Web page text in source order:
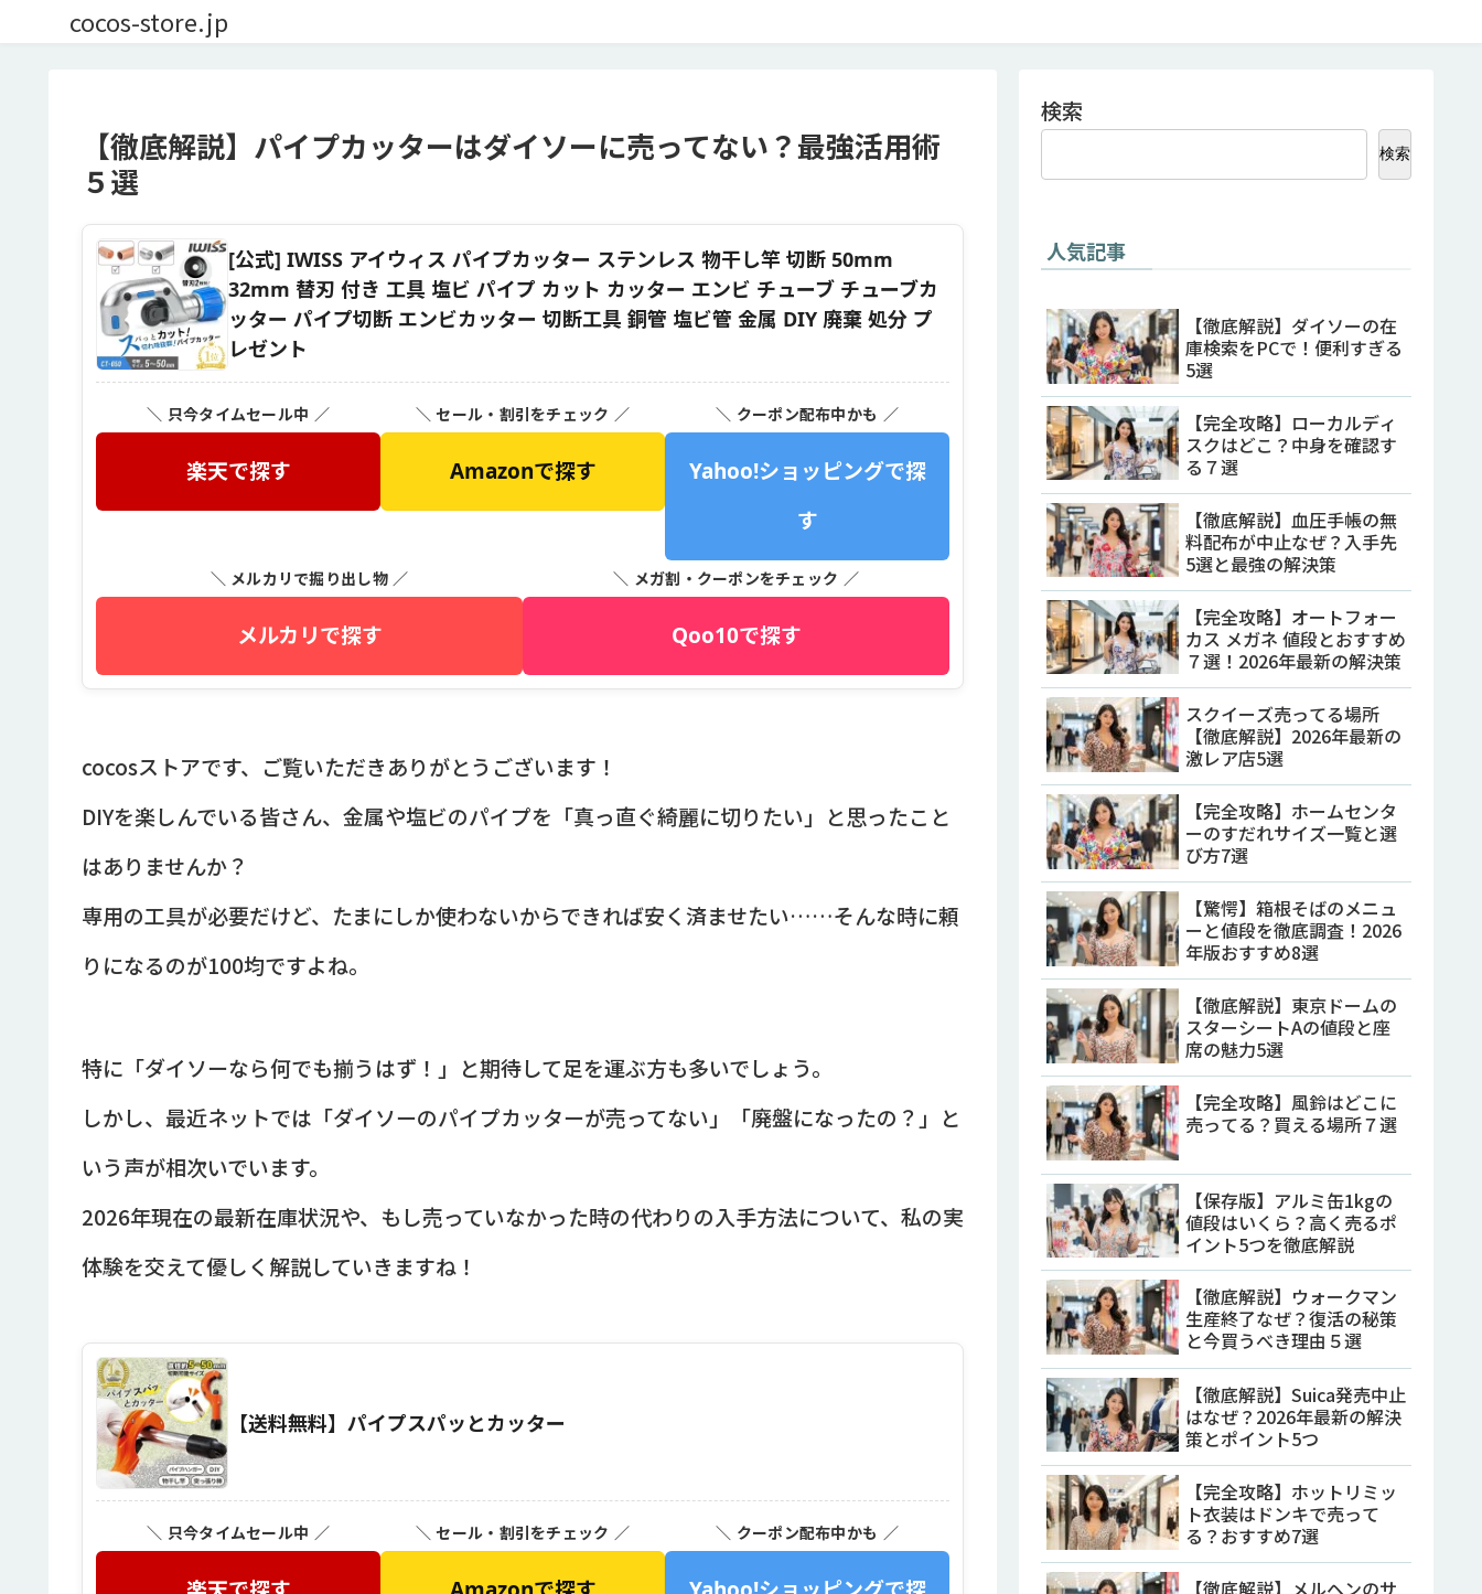
cocos-store.jp
【徹底解説】パイプカッターはダイソーに売ってない？最強活用術
５選
[公式] IWISS アイウィス パイプカッター ステンレス 物干し竿 切断 50mm
32mm 替刃 付き 工具 塩ビ パイプ カット カッター エンビ チューブ チューブカ
ッター パイプ切断 エンビカッター 切断工具 銅管 塩ビ管 金属 DIY 廃棄 処分 プ
レゼント
＼ 只今タイムセール中 ／
楽天で探す
＼ セール・割引をチェック ／
Amazonで探す
＼ クーポン配布中かも ／
Yahoo!ショッピングで探
す
＼ メルカリで掘り出し物 ／
メルカリで探す
＼ メガ割・クーポンをチェック ／
Qoo10で探す
cocosストアです、ご覧いただきありがとうございます！
DIYを楽しんでいる皆さん、金属や塩ビのパイプを「真っ直ぐ綺麗に切りたい」と思ったこと
はありませんか？
専用の工具が必要だけど、たまにしか使わないからできれば安く済ませたい……そんな時に頼
りになるのが100均ですよね。
特に「ダイソーなら何でも揃うはず！」と期待して足を運ぶ方も多いでしょう。
しかし、最近ネットでは「ダイソーのパイプカッターが売ってない」「廃盤になったの？」と
いう声が相次いでいます。
2026年現在の最新在庫状況や、もし売っていなかった時の代わりの入手方法について、私の実
体験を交えて優しく解説していきますね！
【送料無料】パイプスパッとカッター
＼ 只今タイムセール中 ／ ＼ セール・割引をチェック ／ ＼ クーポン配布中かも ／
検索
検索
人気記事
【徹底解説】ダイソーの在
庫検索をPCで！便利すぎる
5選
【完全攻略】ローカルディ
スクはどこ？中身を確認す
る７選
【徹底解説】血圧手帳の無
料配布が中止なぜ？入手先
5選と最強の解決策
【完全攻略】オートフォー
カス メガネ 値段とおすすめ
７選！2026年最新の解決策
スクイーズ売ってる場所
【徹底解説】2026年最新の
激レア店5選
【完全攻略】ホームセンタ
ーのすだれサイズ一覧と選
び方7選
【驚愕】箱根そばのメニュ
ーと値段を徹底調査！2026
年版おすすめ8選
【徹底解説】東京ドームの
スターシートAの値段と座
席の魅力5選
【完全攻略】風鈴はどこに
売ってる？買える場所７選
【保存版】アルミ缶1kgの
値段はいくら？高く売るポ
イント5つを徹底解説
【徹底解説】ウォークマン
生産終了なぜ？復活の秘策
と今買うべき理由５選
【徹底解説】Suica発売中止
はなぜ？2026年最新の解決
策とポイント5つ
【完全攻略】ホットリミッ
ト衣装はドンキで売って
る？おすすめ7選
【徹底解説】メルヘンのサ